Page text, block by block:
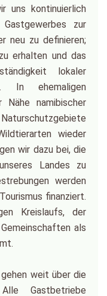
uns kontinuierlich
zur
neu zu definieren;
erhalten und das
lokaler
In ehemaligen
namibischer
wieder
wir dazu bei, die
Landes zu
werden
finanziert.
Kreislaufs, der
als
weit über die
Gastbetriebe